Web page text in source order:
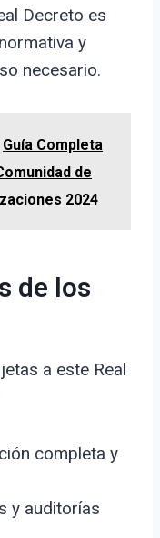
Decreto es
y
necesario.
Guía Completa
de
2024
de los
a este Real
completa y
y auditorías